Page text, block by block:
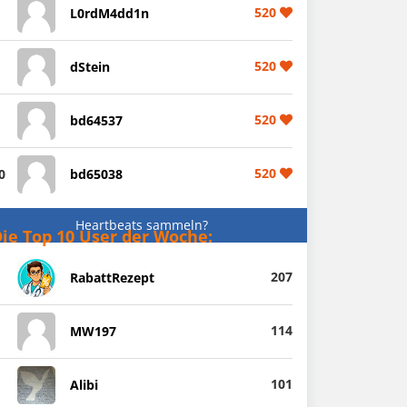
L0rdM4dd1n 520
dStein 520
bd64537 520
bd65038 520
Heartbeats sammeln?
Top 10 User der Woche:
RabattRezept 207
MW197 114
Alibi 101